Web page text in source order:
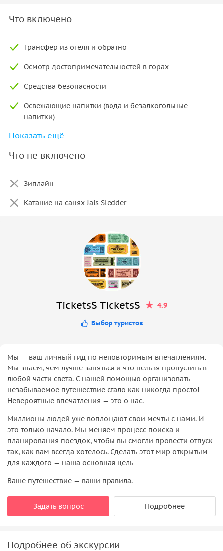
Что включено
Трансфер из отеля и обратно
Осмотр достопримечательностей в горах
Средства безопасности
Освежающие напитки (вода и безалкогольные
напитки)
Услуги гида
Показать ещё
Что не включено
Зиплайн
Катание на санях Jais Sledder
TicketsS TicketsS 4.9
Выбор туристов
Мы — ваш личный гид по неповторимым впечатлениям.
Мы знаем, чем лучше заняться и что нельзя пропустить в
любой части света. С нашей помощью организовать
незабываемое путешествие стало как никогда просто!
Невероятные впечатления — это о нас.
Миллионы людей уже воплощают свои мечты с нами. И
это только начало. Мы меняем процесс поиска и
планирования поездок, чтобы вы смогли провести отпуск
так, как вам всегда хотелось. Сделать этот мир открытым
для каждого — наша основная цель
Ваше путешествие — ваши правила.
Задать вопрос Подробнее
Подробнее об экскурсии